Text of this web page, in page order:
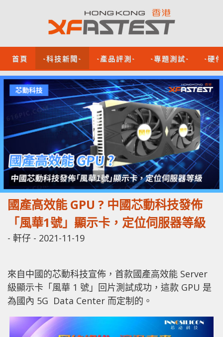
首頁 -科技新聞- -產品評測- -專題測試- -硬
國產高效能 GPU ? 中國芯動科技發佈
「風華1號」顯示卡，定位伺服器等級
- 軒仔 - 2021-11-19
來自中國的芯動科技宣佈，首款國產高效能 Server
級顯示卡「風華 1 號」回片測試成功，這款 GPU 是
為國內 5G Data Center 而定制的。